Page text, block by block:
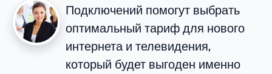
Подключений помогут выбрать
оптимальный тариф для нового
интернета и телевидения,
который будет выгоден именно